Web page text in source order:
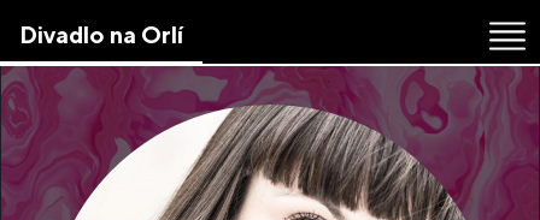
the
content
↷
Divadlo na Orlí